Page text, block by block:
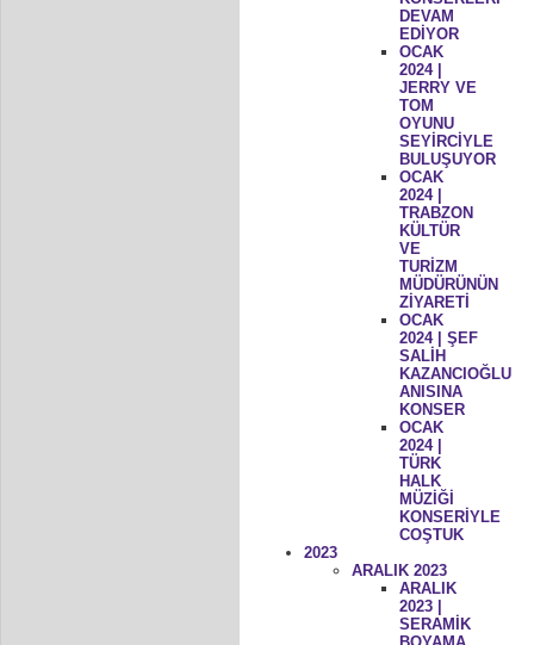
DEVAM
EDİYOR
OCAK
2024 |
JERRY VE
TOM
OYUNU
SEYİRCİYLE
BULUŞUYOR
OCAK
2024 |
TRABZON
KÜLTÜR
VE
TURİZM
MÜDÜRÜNÜN
ZİYARETİ
OCAK
2024 | ŞEF
SALİH
KAZANCIOĞLU
ANISINA
KONSER
OCAK
2024 |
TÜRK
HALK
MÜZİĞİ
KONSERİYLE
COŞTUK
2023
ARALIK 2023
ARALIK
2023 |
SERAMİK